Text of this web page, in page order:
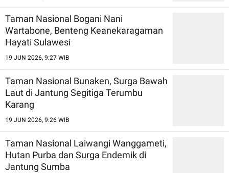
Taman Nasional Bogani Nani
Wartabone, Benteng Keanekaragaman
Hayati Sulawesi
19 JUN 2026, 9:27 WIB
Taman Nasional Bunaken, Surga Bawah
Laut di Jantung Segitiga Terumbu
Karang
19 JUN 2026, 9:26 WIB
Taman Nasional Laiwangi Wanggameti,
Hutan Purba dan Surga Endemik di
Jantung Sumba